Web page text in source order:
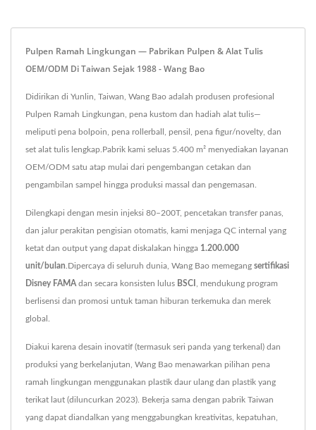
Pulpen Ramah Lingkungan — Pabrikan Pulpen & Alat Tulis
OEM/ODM Di Taiwan Sejak 1988 - Wang Bao
Didirikan di Yunlin, Taiwan, Wang Bao adalah produsen profesional
Pulpen Ramah Lingkungan, pena kustom dan hadiah alat tulis—
meliputi pena bolpoin, pena rollerball, pensil, pena figur/novelty, dan
set alat tulis lengkap.Pabrik kami seluas 5.400 m² menyediakan layanan
OEM/ODM satu atap mulai dari pengembangan cetakan dan
pengambilan sampel hingga produksi massal dan pengemasan.
Dilengkapi dengan mesin injeksi 80–200T, pencetakan transfer panas,
dan jalur perakitan pengisian otomatis, kami menjaga QC internal yang
ketat dan output yang dapat diskalakan hingga 1.200.000
unit/bulan .Dipercaya di seluruh dunia, Wang Bao memegang sertifikasi
Disney FAMA dan secara konsisten lulus BSCI , mendukung program
berlisensi dan promosi untuk taman hiburan terkemuka dan merek
global.
Diakui karena desain inovatif (termasuk seri panda yang terkenal) dan
produksi yang berkelanjutan, Wang Bao menawarkan pilihan pena
ramah lingkungan menggunakan plastik daur ulang dan plastik yang
terikat laut (diluncurkan 2023). Bekerja sama dengan pabrik Taiwan
yang dapat diandalkan yang menggabungkan kreativitas, kepatuhan,